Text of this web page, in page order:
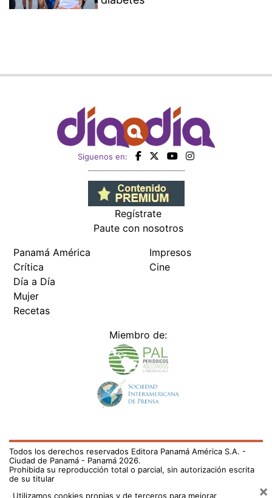
Siguenos en:
Regístrate
Paute con nosotros
Panamá América
Crítica
Día a Día
Mujer
Recetas
Impresos
Cine
Miembro de:
Todos los derechos reservados Editora Panamá América S.A. -
Ciudad de Panamá - Panamá 2026.
Prohibida su reproducción total o parcial, sin autorización escrita
de su titular
Utilizamos cookies propias y de terceros para mejorar
×